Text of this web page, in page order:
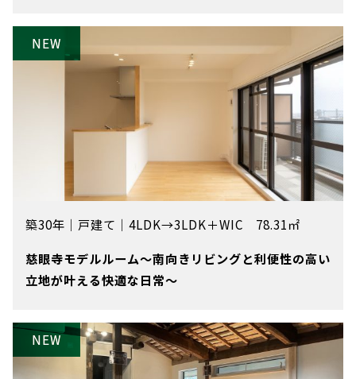
築30年 ｜ 戸建て ｜ 4LDK→3LDK＋WIC 78.31㎡
慈眼寺モデルルーム～南向きリビングと利便性の高い
立地が叶える快適な日常～